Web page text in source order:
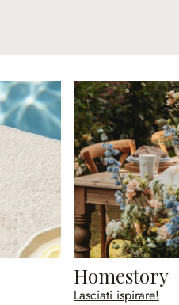
Homestory
Lasciati ispirare!